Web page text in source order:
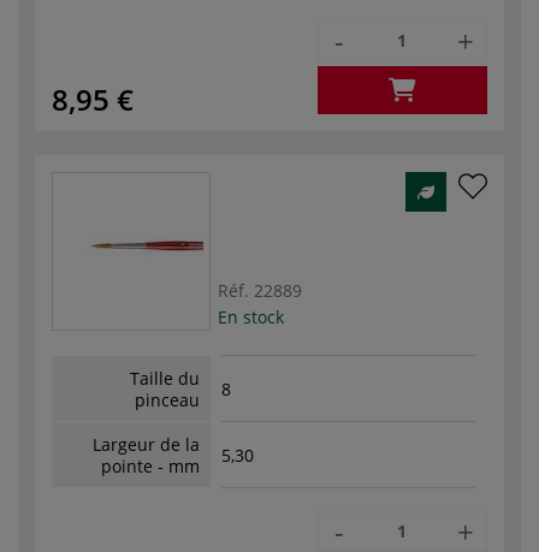
8,95 €
- +
Réf. 22889
En stock
Taille du
pinceau
8
Largeur de la
pointe - mm
5,30
- +